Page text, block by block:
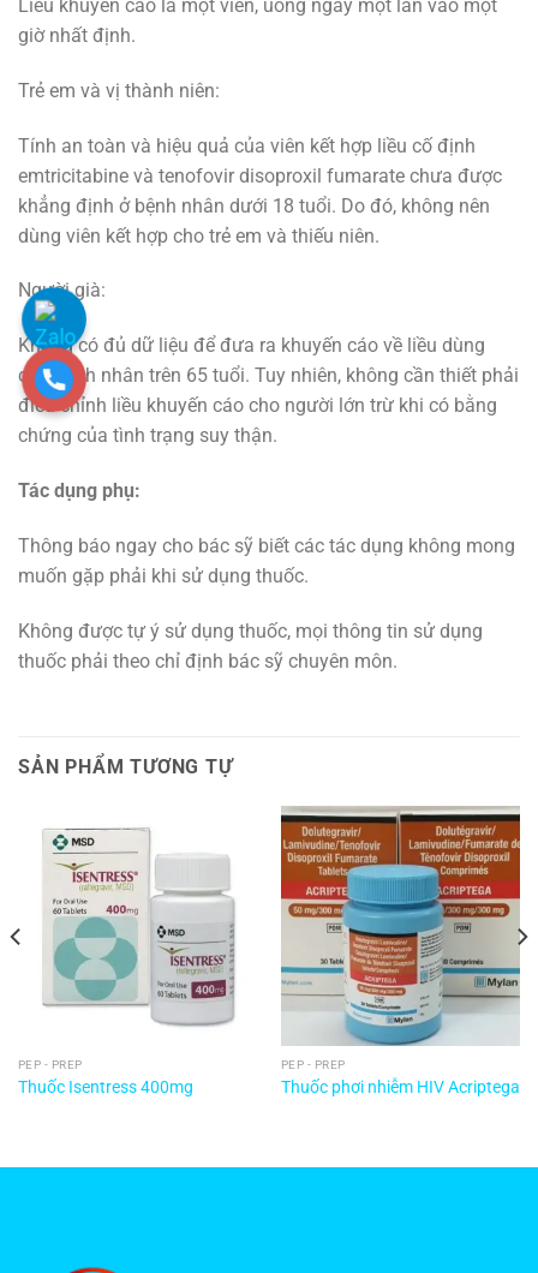
Liều khuyến cáo là một viên, uống ngày một lần vào một
giờ nhất định.
Trẻ em và vị thành niên:
Tính an toàn và hiệu quả của viên kết hợp liều cố định
emtricitabine và tenofovir disoproxil fumarate chưa được
khẳng định ở bệnh nhân dưới 18 tuổi. Do đó, không nên
dùng viên kết hợp cho trẻ em và thiếu niên.
Người già:
Không có đủ dữ liệu để đưa ra khuyến cáo về liều dùng
cho bệnh nhân trên 65 tuổi. Tuy nhiên, không cần thiết phải
điều chỉnh liều khuyến cáo cho người lớn trừ khi có bằng
chứng của tình trạng suy thận.
Tác dụng phụ:
Thông báo ngay cho bác sỹ biết các tác dụng không mong
muốn gặp phải khi sử dụng thuốc.
Không được tự ý sử dụng thuốc, mọi thông tin sử dụng
thuốc phải theo chỉ định bác sỹ chuyên môn.
SẢN PHẨM TƯƠNG TỰ
PEP - PREP
Thuốc Isentress 400mg
PEP - PREP
Thuốc phơi nhiễm HIV Acriptega